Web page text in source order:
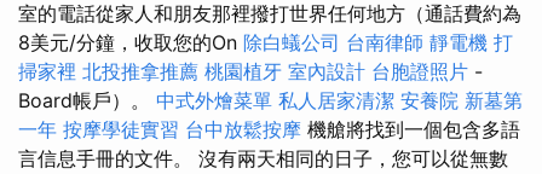
室的電話從家人和朋友那裡撥打世界任何地方（通話費約為
8美元/分鐘，收取您的On 除白蟻公司 台南律師 靜電機 打
掃家裡 北投推拿推薦 桃園植牙 室內設計 台胞證照片 -
Board帳戶）。 中式外燴菜單 私人居家清潔 安養院 新墓第
一年 按摩學徒實習 台中放鬆按摩 機艙將找到一個包含多語
言信息手冊的文件。 沒有兩天相同的日子，您可以從無數